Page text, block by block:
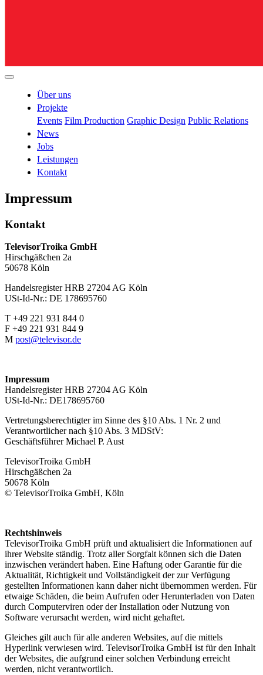
Über uns
Projekte
Events Film Production Graphic Design Public Relations
News
Jobs
Leistungen
Kontakt
Impressum
Kontakt
TelevisorTroika GmbH
Hirschgäßchen 2a
50678 Köln
Handelsregister HRB 27204 AG Köln
USt-Id-Nr.: DE 178695760
T +49 221 931 844 0
F +49 221 931 844 9
M post@televisor.de
Impressum
Handelsregister HRB 27204 AG Köln
USt-Id-Nr.: DE178695760
Vertretungsberechtigter im Sinne des §10 Abs. 1 Nr. 2 und
Verantwortlicher nach §10 Abs. 3 MDStV:
Geschäftsführer Michael P. Aust
TelevisorTroika GmbH
Hirschgäßchen 2a
50678 Köln
© TelevisorTroika GmbH, Köln
Rechtshinweis
TelevisorTroika GmbH prüft und aktualisiert die Informationen auf
ihrer Website ständig. Trotz aller Sorgfalt können sich die Daten
inzwischen verändert haben. Eine Haftung oder Garantie für die
Aktualität, Richtigkeit und Vollständigkeit der zur Verfügung
gestellten Informationen kann daher nicht übernommen werden. Für
etwaige Schäden, die beim Aufrufen oder Herunterladen von Daten
durch Computerviren oder der Installation oder Nutzung von
Software verursacht werden, wird nicht gehaftet.
Gleiches gilt auch für alle anderen Websites, auf die mittels
Hyperlink verwiesen wird. TelevisorTroika GmbH ist für den Inhalt
der Websites, die aufgrund einer solchen Verbindung erreicht
werden, nicht verantwortlich.